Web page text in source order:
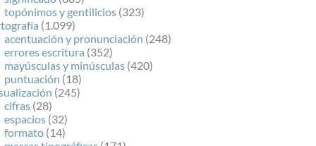
topónimos y gentilicios (323)
(1.099)
acentuación y pronunciación (248)
errores escritura (352)
mayúsculas y minúsculas (420)
puntuación (18)
(245)
cifras (28)
espacios (32)
formato (14)